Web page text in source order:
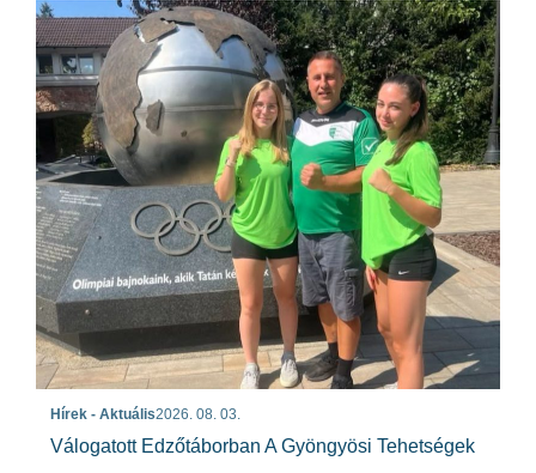
Hírek - Aktuális2026. 08. 03.
Válogatott Edzőtáborban A Gyöngyösi Tehetségek